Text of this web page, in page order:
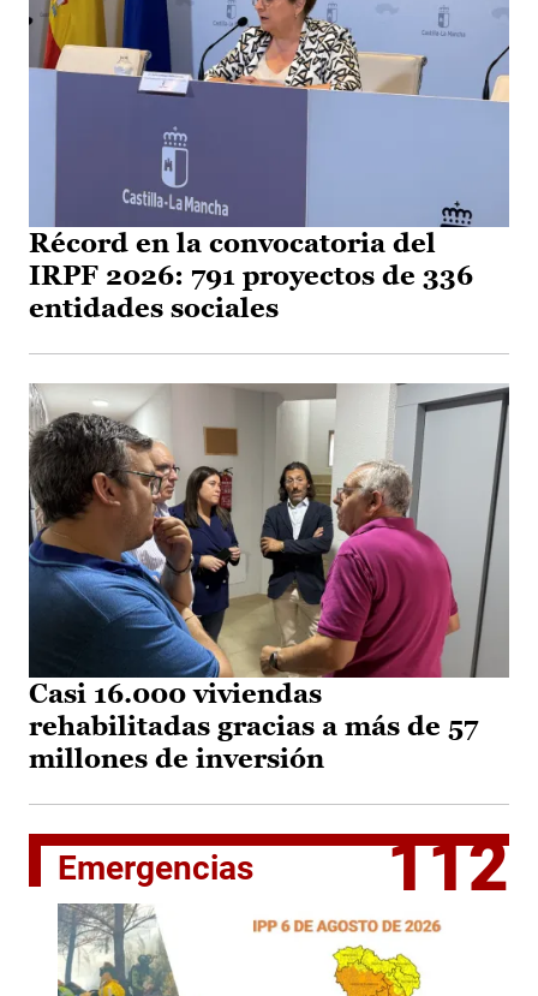
Récord en la convocatoria del
IRPF 2026: 791 proyectos de 336
entidades sociales
Casi 16.000 viviendas
rehabilitadas gracias a más de 57
millones de inversión
Emergencias 112